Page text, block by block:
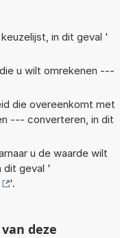
in dit geval '
u wilt omrekenen ---
die overeenkomt met
--- converteren, in dit
u de waarde wilt
dit geval '
'.
deze